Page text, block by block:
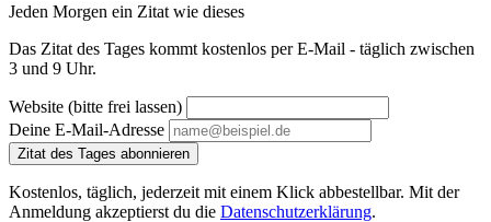
Jeden Morgen ein Zitat wie dieses
Das Zitat des Tages kommt kostenlos per E-Mail - täglich zwischen
3 und 9 Uhr.
Website (bitte frei lassen)
Deine E-Mail-Adresse
Zitat des Tages abonnieren
Kostenlos, täglich, jederzeit mit einem Klick abbestellbar. Mit der
Anmeldung akzeptierst du die Datenschutzerklärung.